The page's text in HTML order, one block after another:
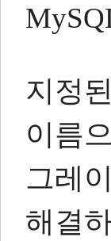
지정
이름
그레
해결